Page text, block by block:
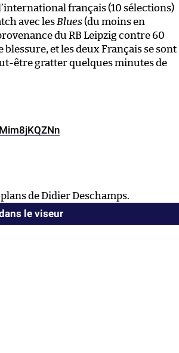
français (10 sélections)
avec les Blues(du moins en
du RB Leipzig contre 60
et les deux Français se sont
être gratter quelques minutes de
de Didier Deschamps.
le viseur